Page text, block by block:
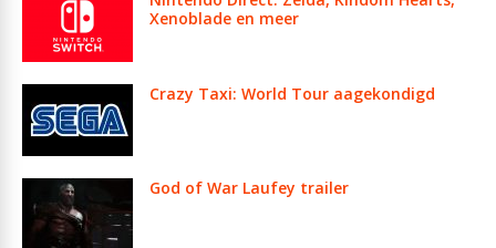
Xenoblade en meer
Crazy Taxi: World Tour aagekondigd
God of War Laufey trailer